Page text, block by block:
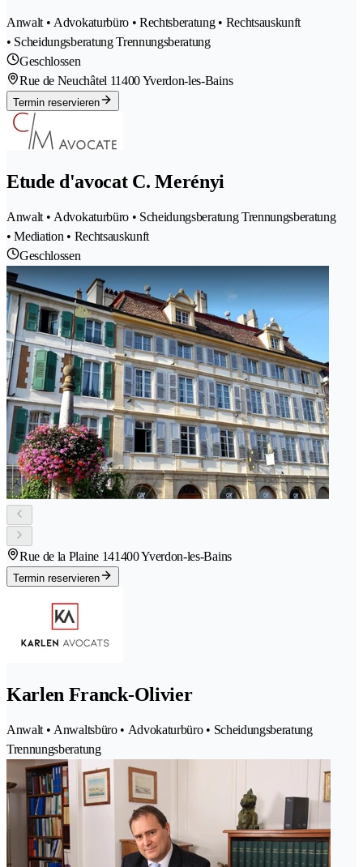
Anwalt • Advokaturbüro • Rechtsberatung • Rechtsauskunft
• Scheidungsberatung Trennungsberatung
Geschlossen
Rue de Neuchâtel 11400 Yverdon-les-Bains
Termin reservieren
Etude d'avocat C. Merényi
Anwalt • Advokaturbüro • Scheidungsberatung Trennungsberatung
• Mediation • Rechtsauskunft
Geschlossen
Rue de la Plaine 141400 Yverdon-les-Bains
Termin reservieren
Karlen Franck-Olivier
Anwalt • Anwaltsbüro • Advokaturbüro • Scheidungsberatung
Trennungsberatung